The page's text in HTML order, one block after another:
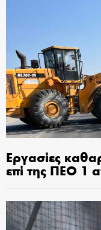
Εργασίες
επί της ΠΕΟ 1